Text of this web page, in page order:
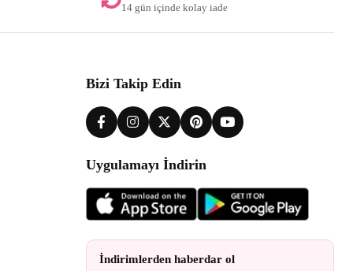
14 gün içinde kolay iade
Bizi Takip Edin
Uygulamayı İndirin
İndirimlerden haberdar ol